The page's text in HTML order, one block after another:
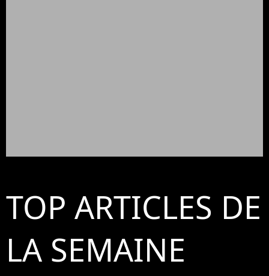
TOP ARTICLES DE
LA SEMAINE